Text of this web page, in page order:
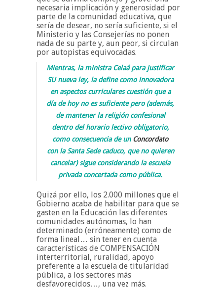
necesaria implicación y generosidad por
parte de la comunidad educativa, que
sería de desear, no sería suficiente, si el
Ministerio y las Consejerías no ponen
nada de su parte y, aun peor, si circulan
por autopistas equivocadas.
Mientras, la ministra Celaá para justificar
SU nueva ley, la define como innovadora
en aspectos curriculares cuestión que a
día de hoy no es suficiente pero (además,
de mantener la religión confesional
dentro del horario lectivo obligatorio,
como consecuencia de un Concordato
con la Santa Sede caduco, que no quieren
cancelar) sigue considerando la escuela
privada concertada como pública.
Quizá por ello, los 2.000 millones que el
Gobierno acaba de habilitar para que se
gasten en la Educación las diferentes
comunidades autónomas, lo han
determinado (erróneamente) como de
forma lineal… sin tener en cuenta
características de COMPENSACIÓN
interterritorial, ruralidad, apoyo
preferente a la escuela de titularidad
pública, a los sectores más
desfavorecidos…, una vez más.